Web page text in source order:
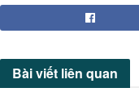
Bài viết liên quan